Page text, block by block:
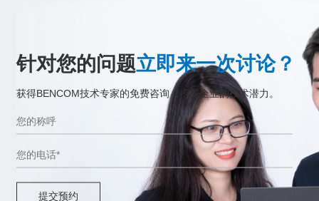
针对您的问题立即来一次讨论？
获得BENCOM技术专家的免费咨询，挖掘企业的技术潜力。
提交预约